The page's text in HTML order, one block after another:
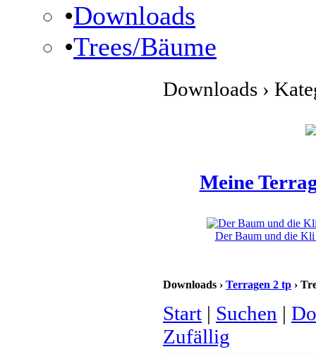
•Downloads
•Trees/Bäume
Downloads ›
Meine
Der Baum und die Kli
Downloads › Terragen 2 tp ›
Start | Suchen |
Zufällig